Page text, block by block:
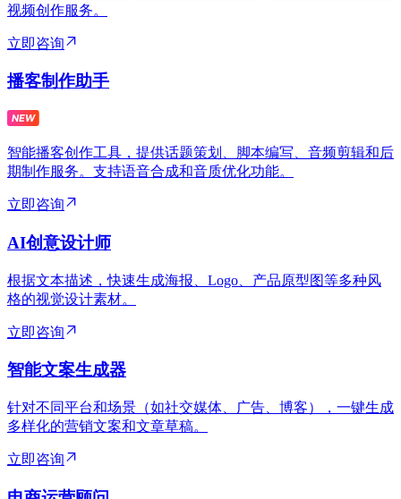
视频创作服务。
立即咨询
播客制作助手
智能播客创作工具，提供话题策划、脚本编写、音频剪辑和后
期制作服务。支持语音合成和音质优化功能。
立即咨询
AI创意设计师
根据文本描述，快速生成海报、Logo、产品原型图等多种风
格的视觉设计素材。
立即咨询
智能文案生成器
针对不同平台和场景（如社交媒体、广告、博客），一键生成
多样化的营销文案和文章草稿。
立即咨询